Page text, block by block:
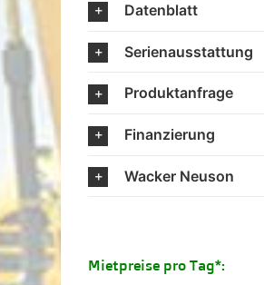
Datenblatt
Serienausstattung
Produktanfrage
Finanzierung
Wacker Neuson
Mietpreise pro Tag*: